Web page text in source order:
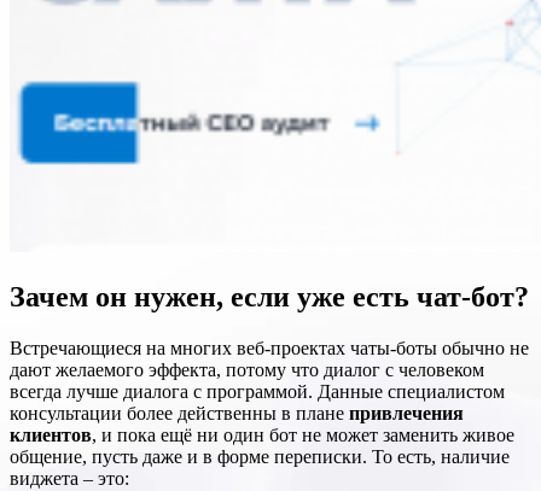
Зачем он нужен, если уже есть чат-бот?
Встречающиеся на многих веб-проектах чаты-боты обычно не
дают желаемого эффекта, потому что диалог с человеком
всегда лучше диалога с программой. Данные специалистом
консультации более действенны в плане привлечения
клиентов, и пока ещё ни один бот не может заменить живое
общение, пусть даже и в форме переписки. То есть, наличие
виджета – это: